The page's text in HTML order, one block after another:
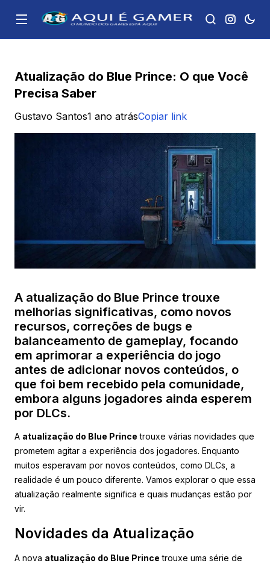
Atualização do Blue Prince: O que Você
Precisa Saber
Gustavo Santos1 ano atrásCopiar link
A atualização do Blue Prince trouxe
melhorias significativas, como novos
recursos, correções de bugs e
balanceamento de gameplay, focando
em aprimorar a experiência do jogo
antes de adicionar novos conteúdos, o
que foi bem recebido pela comunidade,
embora alguns jogadores ainda esperem
por DLCs.
A atualização do Blue Prince trouxe várias novidades que
prometem agitar a experiência dos jogadores. Enquanto
muitos esperavam por novos conteúdos, como DLCs, a
realidade é um pouco diferente. Vamos explorar o que essa
atualização realmente significa e quais mudanças estão por
vir.
Novidades da Atualização
A nova atualização do Blue Prince trouxe uma série de